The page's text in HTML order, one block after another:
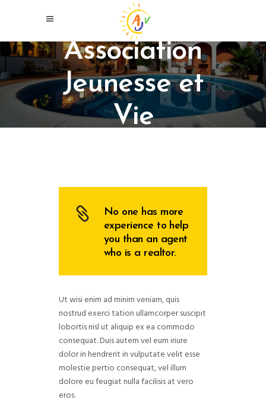
Association
Jeunesse et
Vie
No one has more
experience to help
you than an agent
who is a realtor.
Ut wisi enim ad minim veniam, quis
nostrud exerci tation ullamcorper suscipit
lobortis nisl ut aliquip ex ea commodo
consequat. Duis autem vel eum iriure
dolor in hendrerit in vulputate velit esse
molestie pertio consequat, vel illum
dolore eu feugiat nulla facilisis at vero
eros.